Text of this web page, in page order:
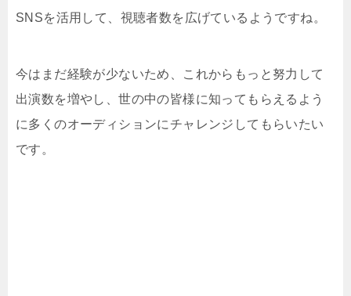
SNSを活用して、視聴者数を広げているようですね。
今はまだ経験が少ないため、これからもっと努力して
出演数を増やし、世の中の皆様に知ってもらえるよう
に多くのオーディションにチャレンジしてもらいたい
です。